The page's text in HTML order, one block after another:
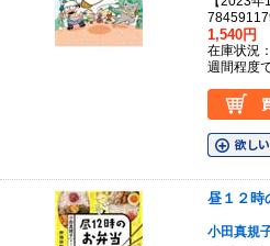
1,540円
在庫状況
週間程度
昼１２時
小田真規